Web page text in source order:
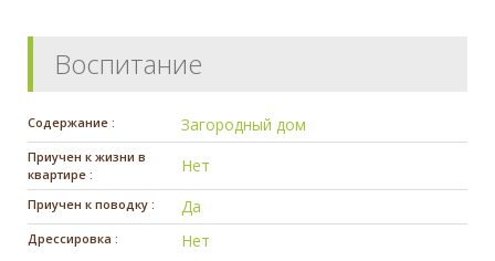
Воспитание
Содержание : Загородный дом
Приучен к жизни в
квартире :
Нет
Приучен к поводку : Да
Дрессировка : Нет